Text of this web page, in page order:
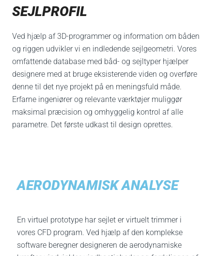
SEJLPROFIL
Ved hjælp af 3D-programmer og information om båden
og riggen udvikler vi en indledende sejlgeometri. Vores
omfattende database med båd- og sejltyper hjælper
designere med at bruge eksisterende viden og overføre
denne til det nye projekt på en meningsfuld måde.
Erfarne ingeniører og relevante værktøjer muliggør
maksimal præcision og omhyggelig kontrol af alle
parametre. Det første udkast til design oprettes.
AERODYNAMISK ANALYSE
En virtuel prototype har sejlet er virtuelt trimmer i
vores CFD program. Ved hjælp af den komplekse
software beregner designeren de aerodynamiske